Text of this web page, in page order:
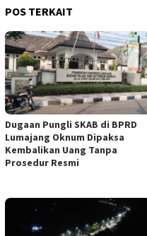
POS TERKAIT
Dugaan Pungli SKAB di BPRD
Lumajang Oknum Dipaksa
Kembalikan Uang Tanpa
Prosedur Resmi